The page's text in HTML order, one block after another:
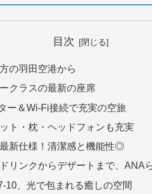
目次
の羽田空港から
クラスの最新の座席
ー＆Wi-Fi接続で充実の空旅
ト・枕・ヘッドフォンも充実
新仕様！清潔感と機能性◎
リンクからデザートまで、ANA
10、光で包まれる癒しの空間